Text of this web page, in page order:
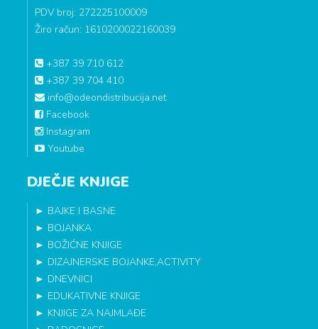
PDV broj: 272225100009
Žiro račun: 1610200022160039
+387 39 710 612
+387 39 704 410
info@odeondistribucija.net
Facebook
Instagram
Youtube
DJEČJE KNJIGE
► BAJKE I BASNE
► BOJANKA
► BOŽIĆNE KNJIGE
► DIZAJNERSKE BOJANKE,ACTIVITY
► DNEVNICI
► EDUKATIVNE KNJIGE
► KNJIGE ZA NAJMLAĐE